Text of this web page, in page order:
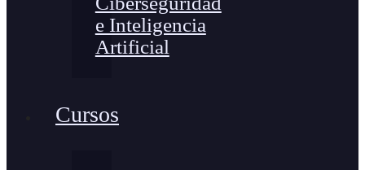
e Inteligencia
Artificial
Cursos